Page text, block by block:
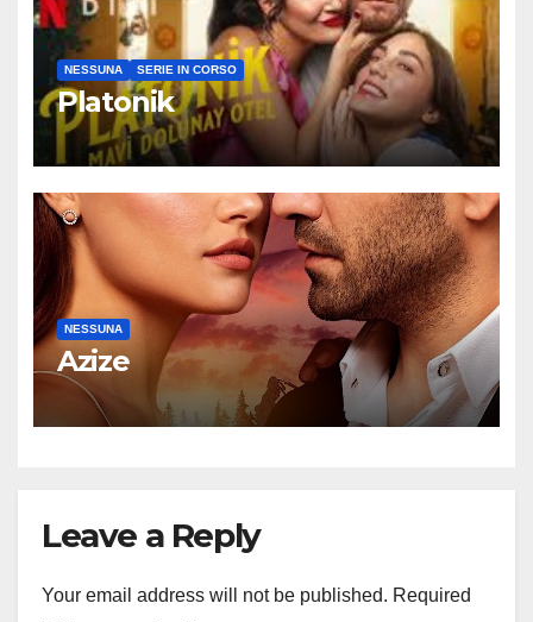
NESSUNA SERIE IN CORSO
Platonik
NESSUNA
Azize
Leave a Reply
Your email address will not be published. Required